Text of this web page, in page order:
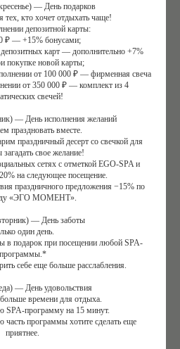
НА ГОРМОНАЛЬНЫЙ
кортизола, улучшает
выработку
помогают расслабить мышцы,
гармонизировать нервную
на лимбическую
— День подарков
кто хочет отдыхать чаще!
депозитной карты:
₽ — +15% бонусами;
карт — дополнительно +7%
покупке новой карты;
от 100 000 ₽ — фирменная свеча
от 350 000 ₽ — комплект из 4
свечей!
— День исполнения желаний
праздновать вместе.
праздничный десерт со свечкой для
свое желание!
сетях с отметкой EGO-SPA и
на следующее посещение.
праздничного предложения −15% по
«ЭГО МОМЕНТ».
— День заботы
один день.
в подарок при посещении любой SPA-
программы.*
себе еще больше расслабления.
— День удовольствия
времени для отдыха.
программу на 15 минут.
программы хотите сделать еще
приятнее.